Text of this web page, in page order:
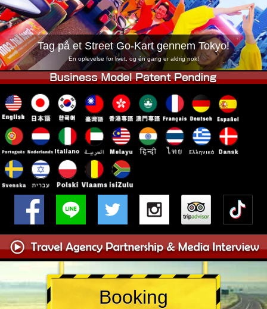
Tokyo Akihabara#2 Tokyo Shibuya
Tokyo Shibuya Annex Tokyo Bay
Tokyo Asakusa Osaka
Okinawa
Tag på et Street Go-Kart gennem Tokyo!
En oplevelse for livet, og én gang er aldrig nok!
Booking